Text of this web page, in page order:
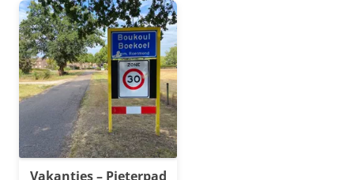
Vakanties – Pieterpad